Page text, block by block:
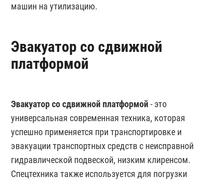
машин на утилизацию.
Эвакуатор со сдвижной
платформой
Эвакуатор со сдвижной платформой - это
универсальная современная техника, которая
успешно применяется при транспортировке и
эвакуации транспортных средств с неисправной
гидравлической подвеской, низким клиренсом.
Спецтехника также используется для погрузки